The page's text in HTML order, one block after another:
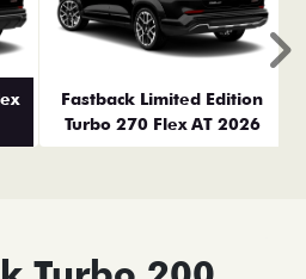
Fastback Limited Edition
Turbo 270 Flex AT 2026